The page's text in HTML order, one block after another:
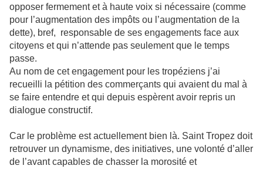
opposer fermement et à haute voix si nécessaire (comme
pour l’augmentation des impôts ou l’augmentation de la
dette), bref, responsable de ses engagements face aux
citoyens et qui n’attende pas seulement que le temps
passe.
Au nom de cet engagement pour les tropéziens j’ai
recueilli la pétition des commerçants qui avaient du mal à
se faire entendre et qui depuis espèrent avoir repris un
dialogue constructif.
Car le problème est actuellement bien là. Saint Tropez doit
retrouver un dynamisme, des initiatives, une volonté d’aller
de l’avant capables de chasser la morosité et